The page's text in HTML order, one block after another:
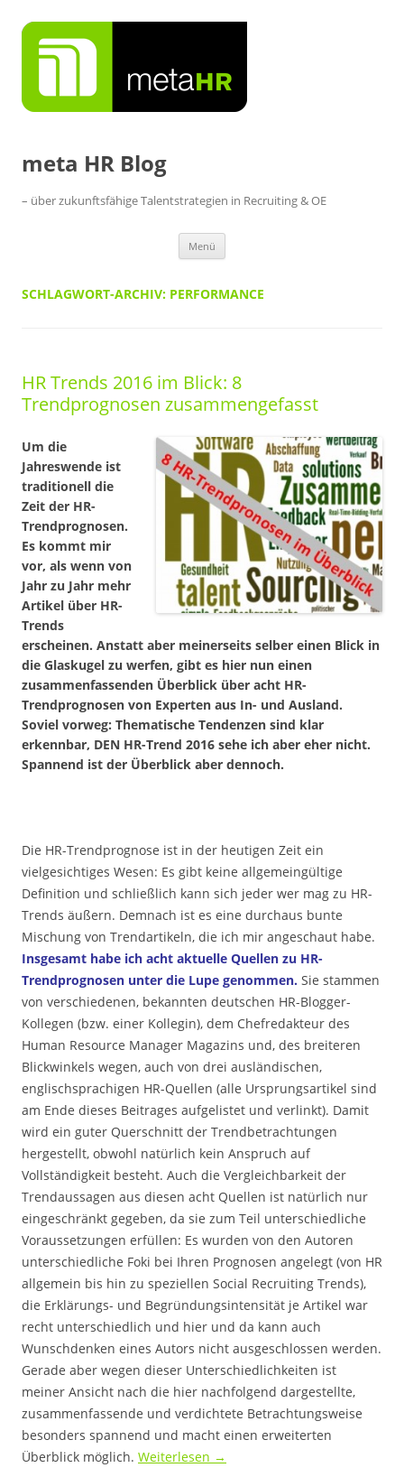
Inhalt
springen
meta HR Blog
– über zukunftsfähige Talentstrategien in Recruiting & OE
Menü
SCHLAGWORT-ARCHIV: PERFORMANCE
HR Trends 2016 im Blick: 8
Trendprognosen zusammengefasst
Um die
Jahreswende ist
traditionell die
Zeit der HR-
Trendprognosen.
Es kommt mir
vor, als wenn von
Jahr zu Jahr mehr
Artikel über HR-
Trends
erscheinen. Anstatt aber meinerseits selber einen Blick in
die Glaskugel zu werfen, gibt es hier nun einen
zusammenfassenden Überblick über acht HR-
Trendprognosen von Experten aus In- und Ausland.
Soviel vorweg: Thematische Tendenzen sind klar
erkennbar, DEN HR-Trend 2016 sehe ich aber eher nicht.
Spannend ist der Überblick aber dennoch.
Die HR-Trendprognose ist in der heutigen Zeit ein
vielgesichtiges Wesen: Es gibt keine allgemeingültige
Definition und schließlich kann sich jeder wer mag zu HR-
Trends äußern. Demnach ist es eine durchaus bunte
Mischung von Trendartikeln, die ich mir angeschaut habe.
Insgesamt habe ich acht aktuelle Quellen zu HR-
Trendprognosen unter die Lupe genommen. Sie stammen
von verschiedenen, bekannten deutschen HR-Blogger-
Kollegen (bzw. einer Kollegin), dem Chefredakteur des
Human Resource Manager Magazins und, des breiteren
Blickwinkels wegen, auch von drei ausländischen,
englischsprachigen HR-Quellen (alle Ursprungsartikel sind
am Ende dieses Beitrages aufgelistet und verlinkt). Damit
wird ein guter Querschnitt der Trendbetrachtungen
hergestellt, obwohl natürlich kein Anspruch auf
Vollständigkeit besteht. Auch die Vergleichbarkeit der
Trendaussagen aus diesen acht Quellen ist natürlich nur
eingeschränkt gegeben, da sie zum Teil unterschiedliche
Voraussetzungen erfüllen: Es wurden von den Autoren
unterschiedliche Foki bei Ihren Prognosen angelegt (von HR
allgemein bis hin zu speziellen Social Recruiting Trends),
die Erklärungs- und Begründungsintensität je Artikel war
recht unterschiedlich und hier und da kann auch
Wunschdenken eines Autors nicht ausgeschlossen werden.
Gerade aber wegen dieser Unterschiedlichkeiten ist
meiner Ansicht nach die hier nachfolgend dargestellte,
zusammenfassende und verdichtete Betrachtungsweise
besonders spannend und macht einen erweiterten
Überblick möglich. Weiterlesen →